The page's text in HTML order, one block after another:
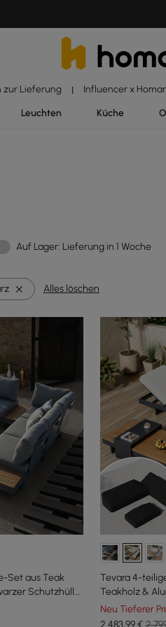
zur Lieferung | Influencer x
Leuchten Küche
Auf Lager: Lieferung in 1 Woche
Alles löschen
Set aus Teak
Schutzhülle,
Tevara 4-
Teakholz &
mit schwarzem
Neu Tieferer
2.483,99€